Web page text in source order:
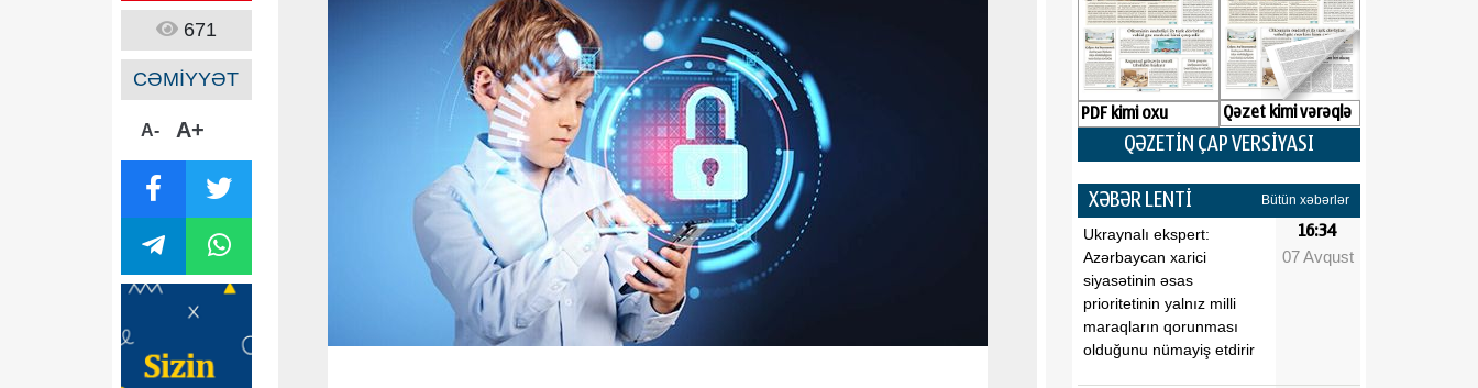
671
CƏMİYYƏT
A- A+
PDF kimi oxu Qəzet kimi vərəqlə
QƏZETİN ÇAP VERSİYASI
XƏBƏR LENTİ Bütün xəbərlər
Ukraynalı ekspert:
Azərbaycan xarici
siyasətinin əsas
prioritetinin yalnız milli
maraqların qorunması
olduğunu nümayiş etdirir
16:34
07 Avqust